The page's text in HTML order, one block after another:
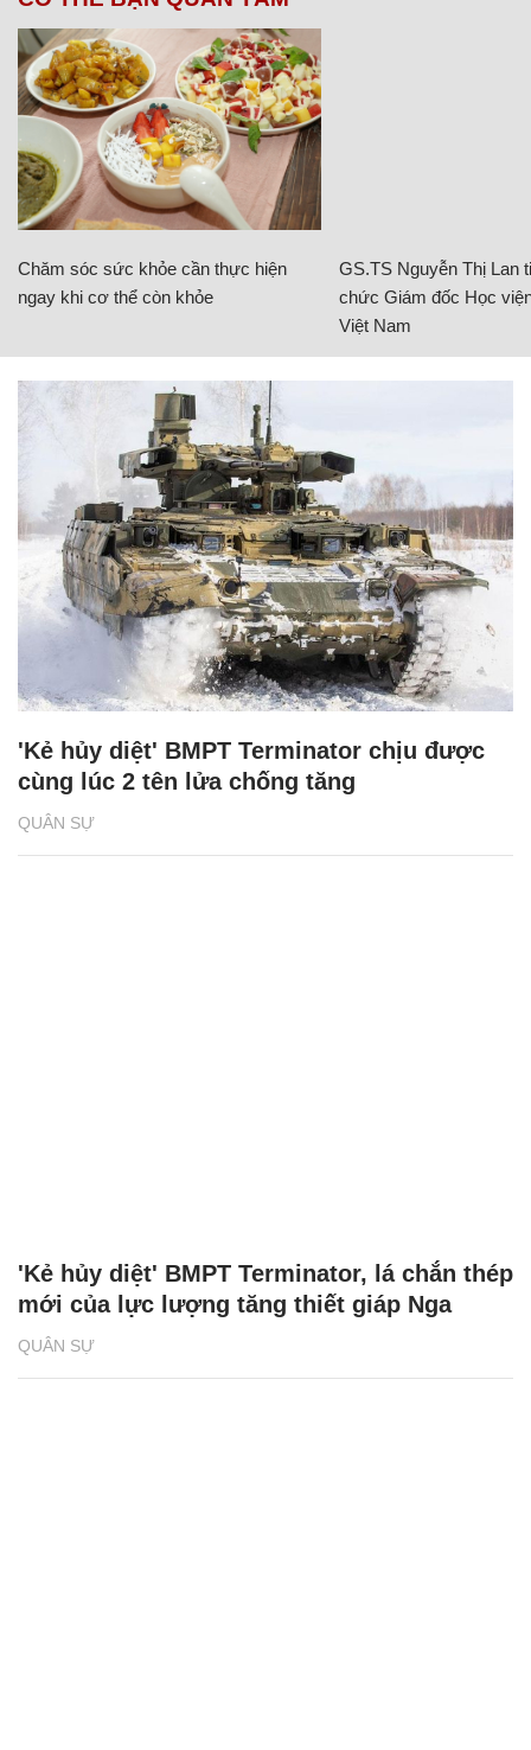
Chăm sóc sức khỏe cần thực hiện
ngay khi cơ thể còn khỏe
GS.TS Nguyễn Thị Lan
chức Giám đốc Học
Việt Nam
QUÂN SỰ
'Kẻ hủy diệt' BMPT Terminator chịu được
cùng lúc 2 tên lửa chống tăng
QUÂN SỰ
'Kẻ hủy diệt' BMPT Terminator, lá chắn thép
mới của lực lượng tăng thiết giáp Nga